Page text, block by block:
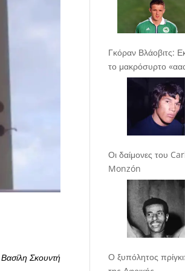
Σκουντή
Γκόραν Βλάοβιτς:
το μακρόσυρτο
Οι δαίμονες του
Monzón
Ο ξυπόλητος